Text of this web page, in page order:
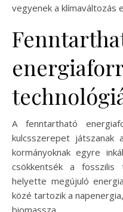
vegyenek a klímaváltozás
A fenntartható
kulcsszerepet játszanak
kormányoknak egyre
csökkentsék a fosszilis
helyette megújuló
közé tartozik a
biomassza.